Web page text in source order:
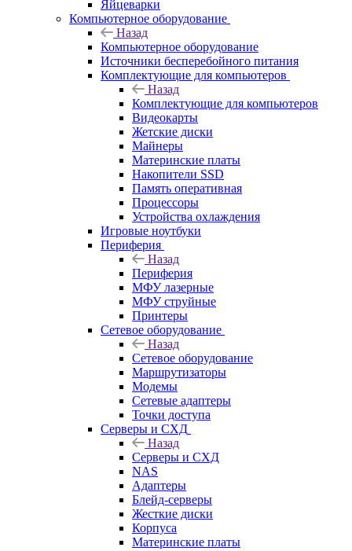
Яйцеварки
Компьютерное оборудование
Назад
Компьютерное оборудование
Источники бесперебойного питания
Комплектующие для компьютеров
Назад
Комплектующие для компьютеров
Видеокарты
Жетские диски
Майнеры
Материнские платы
Накопители SSD
Память оперативная
Процессоры
Устройства охлаждения
Игровые ноутбуки
Периферия
Назад
Периферия
МФУ лазерные
МФУ струйные
Принтеры
Сетевое оборудование
Назад
Сетевое оборудование
Маршрутизаторы
Модемы
Сетевые адаптеры
Точки доступа
Серверы и СХД
Назад
Серверы и СХД
NAS
Адаптеры
Блейд-серверы
Жесткие диски
Корпуса
Материнские платы